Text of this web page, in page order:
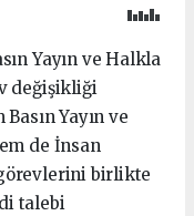
Yayın ve Halkla
değişikliği
Yayın ve
de İnsan
birlikte
talebi